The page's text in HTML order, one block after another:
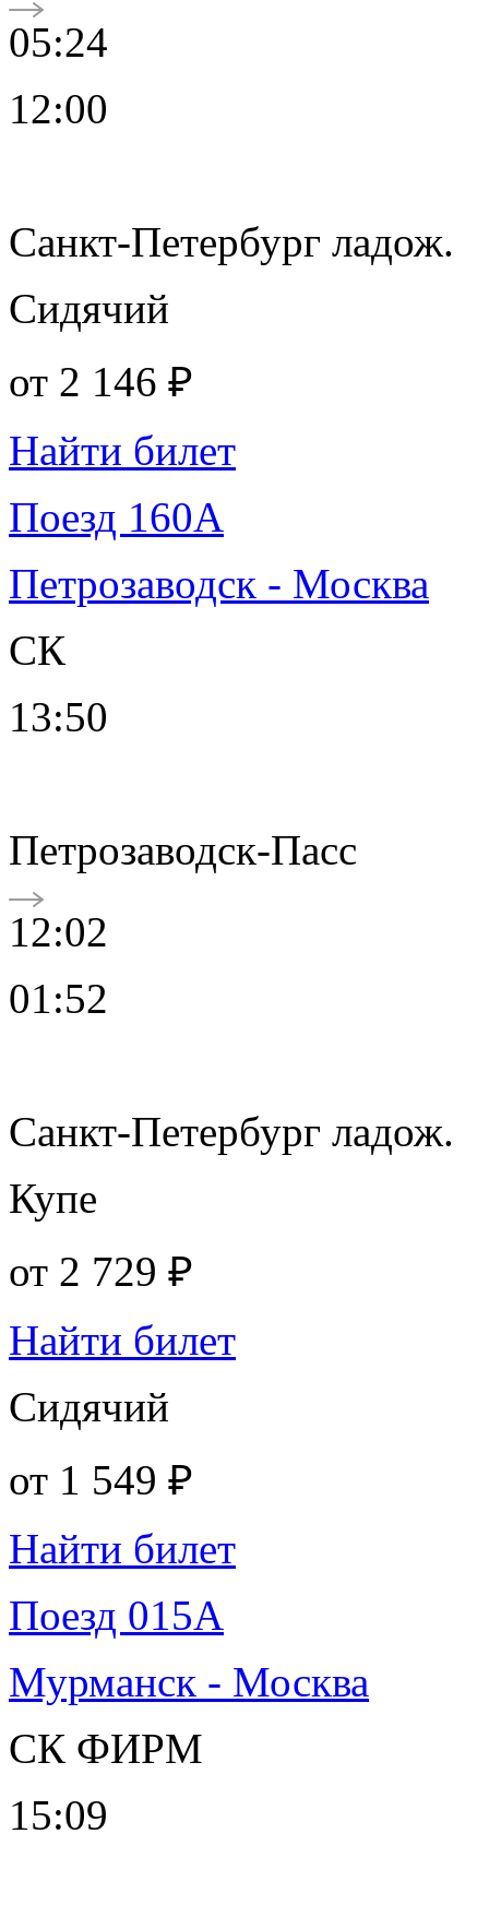
05:24
12:00
Санкт-Петербург ладож.
Сидячий
от 2 146 ₽
Найти билет
Поезд 160А
Петрозаводск - Москва
СК
13:50
Петрозаводск-Пасс
12:02
01:52
Санкт-Петербург ладож.
Купе
от 2 729 ₽
Найти билет
Сидячий
от 1 549 ₽
Найти билет
Поезд 015А
Мурманск - Москва
СК ФИРМ
15:09